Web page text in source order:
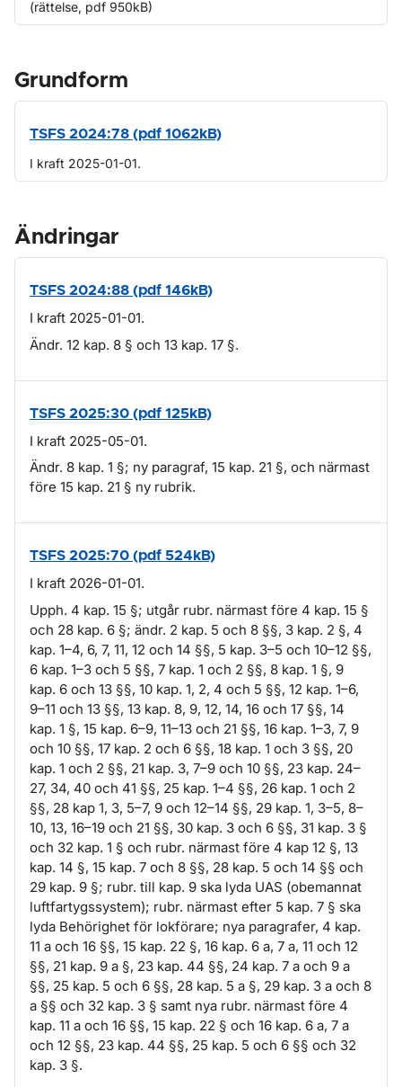
(rättelse, pdf 950kB)
Grundform
TSFS 2024:78 (pdf 1062kB)
I kraft 2025-01-01.
Ändringar
TSFS 2024:88 (pdf 146kB)
I kraft 2025-01-01.
Ändr. 12 kap. 8 § och 13 kap. 17 §.
TSFS 2025:30 (pdf 125kB)
I kraft 2025-05-01.
Ändr. 8 kap. 1 §; ny paragraf, 15 kap. 21 §, och närmast
före 15 kap. 21 § ny rubrik.
TSFS 2025:70 (pdf 524kB)
I kraft 2026-01-01.
Upph. 4 kap. 15 §; utgår rubr. närmast före 4 kap. 15 §
och 28 kap. 6 §; ändr. 2 kap. 5 och 8 §§, 3 kap. 2 §, 4
kap. 1–4, 6, 7, 11, 12 och 14 §§, 5 kap. 3–5 och 10–12 §§,
6 kap. 1–3 och 5 §§, 7 kap. 1 och 2 §§, 8 kap. 1 §, 9
kap. 6 och 13 §§, 10 kap. 1, 2, 4 och 5 §§, 12 kap. 1–6,
9–11 och 13 §§, 13 kap. 8, 9, 12, 14, 16 och 17 §§, 14
kap. 1 §, 15 kap. 6–9, 11–13 och 21 §§, 16 kap. 1–3, 7, 9
och 10 §§, 17 kap. 2 och 6 §§, 18 kap. 1 och 3 §§, 20
kap. 1 och 2 §§, 21 kap. 3, 7–9 och 10 §§, 23 kap. 24–
27, 34, 40 och 41 §§, 25 kap. 1–4 §§, 26 kap. 1 och 2
§§, 28 kap 1, 3, 5–7, 9 och 12–14 §§, 29 kap. 1, 3–5, 8–
10, 13, 16–19 och 21 §§, 30 kap. 3 och 6 §§, 31 kap. 3 §
och 32 kap. 1 § och rubr. närmast före 4 kap 12 §, 13
kap. 14 §, 15 kap. 7 och 8 §§, 28 kap. 5 och 14 §§ och
29 kap. 9 §; rubr. till kap. 9 ska lyda UAS (obemannat
luftfartygssystem); rubr. närmast efter 5 kap. 7 § ska
lyda Behörighet för lokförare; nya paragrafer, 4 kap.
11 a och 16 §§, 15 kap. 22 §, 16 kap. 6 a, 7 a, 11 och 12
§§, 21 kap. 9 a §, 23 kap. 44 §§, 24 kap. 7 a och 9 a
§§, 25 kap. 5 och 6 §§, 28 kap. 5 a §, 29 kap. 3 a och 8
a §§ och 32 kap. 3 § samt nya rubr. närmast före 4
kap. 11 a och 16 §§, 15 kap. 22 § och 16 kap. 6 a, 7 a
och 12 §§, 23 kap. 44 §§, 25 kap. 5 och 6 §§ och 32
kap. 3 §.